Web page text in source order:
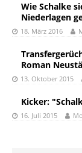
Wie Schalke
Niederlagen
18. März 2016
Roman
13. Oktober 2015
Kicker:
16. Juli 2015